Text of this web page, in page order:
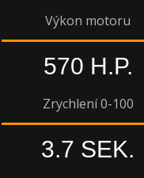
570 H.P.
Výkon motoru
3.7 SEK.
Zrychlení 0-100